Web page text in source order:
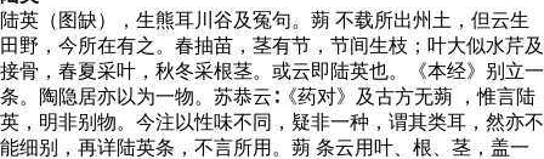
陆英（图缺）
，生熊耳川谷及冤句。蒴 不载所出州土，但云生
田野，今所在有之。春抽苗，茎有节，节间生枝；叶大似水芹及
接骨，春夏采叶，秋冬采根茎。或云即陆英也。《本经》别立一
条。陶隐居亦以为一物。苏恭云∶《药对》及古方无蒴 ，惟言陆
英，明非别物。今注以性味不同，疑非一种，谓其类耳，然亦不
能细别，再详陆英条，不言所用。蒴 条云用叶、根、茎，盖一